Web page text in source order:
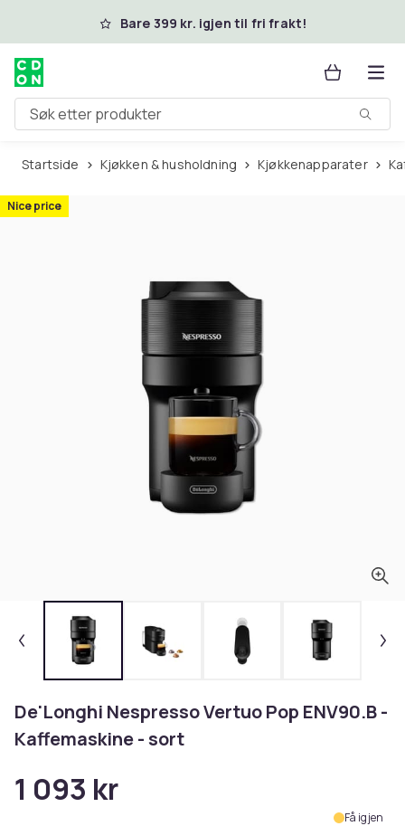
Hopp til hovedinnholdBare 399 kr. igjen til fri frakt!
Søk etter produkter
Startside Kjøkken & husholdning Kjøkkenapparater
Nice price
De'Longhi Nespresso Vertuo Pop ENV90.B -
Kaffemaskine - sort
1 093 kr
Få igjen